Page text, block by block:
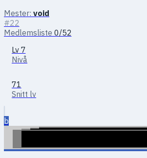
Mester: void
#22
Medlemsliste 0/52
Lv 7
Nivå
71
Snitt lv
b